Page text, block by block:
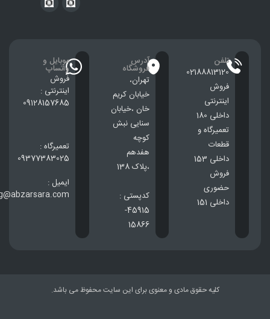
تلفن
02188813120
فروش
اینترنتی
داخلی 180
تعمیرگاه و
قطعات
داخلی 153
فروش
حضوری
داخلی 151
آدرس
فروشگاه
تهران،
خيابان كريم
خان ،خيابان
سنایی نبش
کوچه
هفدهم
،پلاک 138
کدپستی :
45915-
15866
موبایل و
واتساپ
فروش
اینترنتی :
09128157685
تعمیرگاه :
09377383025
ایمیل :
کلیه حقوق مادی و معنوی برای این سایت محفوظ می باشد.